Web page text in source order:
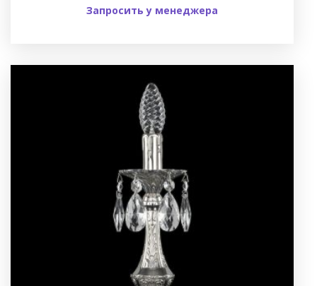
Запросить у менеджера